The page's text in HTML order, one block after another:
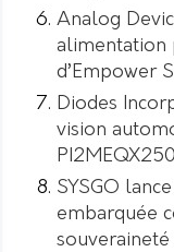
Analog
alimentation
d’Empower
Diodes
vision
SYSGO
embarquée